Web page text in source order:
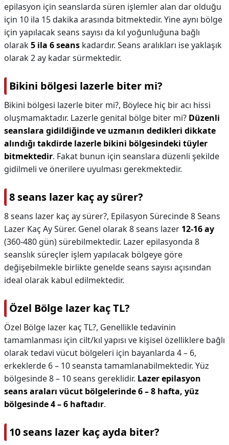
epilasyon için seanslarda süren işlemler alan dar olduğu
için 10 ila 15 dakika arasında bitmektedir. Yine aynı bölge
için yapılacak seans sayısı da kıl yoğunluğuna bağlı
olarak5 ila 6 seans kadardır. Seans aralıkları ise yaklaşık
olarak 2 ay kadar sürmektedir.
Bikini bölgesi lazerle biter mi?
Bikini bölgesi lazerle biter mi?, Böylece hiç bir acı hissi
oluşmamaktadır. Lazerle genital bölge biter mi? Düzenli
seanslara gidildiğinde ve uzmanın dedikleri dikkate
alındığı takdirde lazerle bikini bölgesindeki tüyler
bitmektedir. Fakat bunun için seanslara düzenli şekilde
gidilmeli ve önerilere uyulması gerekmektedir.
8 seans lazer kaç ay sürer?
8 seans lazer kaç ay sürer?, Epilasyon Sürecinde 8 Seans
Lazer Kaç Ay Sürer. Genel olarak 8 seans lazer 12-16 ay
(360-480 gün) sürebilmektedir. Lazer epilasyonda 8
seanslık süreçler işlem yapılacak bölgeye göre
değişebilmekle birlikte genelde seans sayısı açısından
ideal olarak kabul edilmektedir.
Özel Bölge lazer kaç TL?
Özel Bölge lazer kaç TL?, Genellikle tedavinin
tamamlanması için cilt/kıl yapısı ve kişisel özelliklere bağlı
olarak tedavi vücut bölgeleri için bayanlarda 4 – 6,
erkeklerde 6 – 10 seansta tamamlanabilmektedir. Yüz
bölgesinde 8 – 10 seans gereklidir. Lazer epilasyon
seans araları vücut bölgelerinde 6 – 8 hafta, yüz
bölgesinde 4 – 6 haftadır.
10 seans lazer kaç ayda biter?